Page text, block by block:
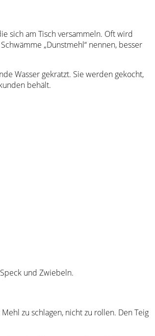
sich am Tisch versammeln. Oft wird
„Dunstmehl“ nennen, besser
Wasser gekratzt. Sie werden gekocht,
behält.
und Zwiebeln.
zu schlagen, nicht zu rollen. Den Teig